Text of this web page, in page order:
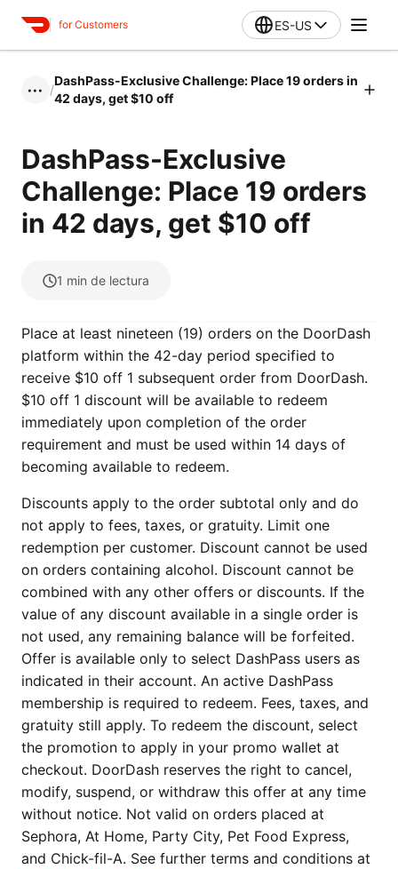
for Customers ES-US
••• /
DashPass-Exclusive Challenge: Place 19 orders in
42 days, get $10 off
DashPass-Exclusive
Challenge: Place 19 orders
in 42 days, get $10 off
1 min de lectura
Place at least nineteen (19) orders on the DoorDash
platform within the 42-day period specified to
receive $10 off 1 subsequent order from DoorDash.
$10 off 1 discount will be available to redeem
immediately upon completion of the order
requirement and must be used within 14 days of
becoming available to redeem.
Discounts apply to the order subtotal only and do
not apply to fees, taxes, or gratuity. Limit one
redemption per customer. Discount cannot be used
on orders containing alcohol. Discount cannot be
combined with any other offers or discounts. If the
value of any discount available in a single order is
not used, any remaining balance will be forfeited.
Offer is available only to select DashPass users as
indicated in their account. An active DashPass
membership is required to redeem. Fees, taxes, and
gratuity still apply. To redeem the discount, select
the promotion to apply in your promo wallet at
checkout. DoorDash reserves the right to cancel,
modify, suspend, or withdraw this offer at any time
without notice. Not valid on orders placed at
Sephora, At Home, Party City, Pet Food Express,
and Chick-fil-A. See further terms and conditions at